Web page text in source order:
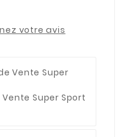
votre avis
Super Sport